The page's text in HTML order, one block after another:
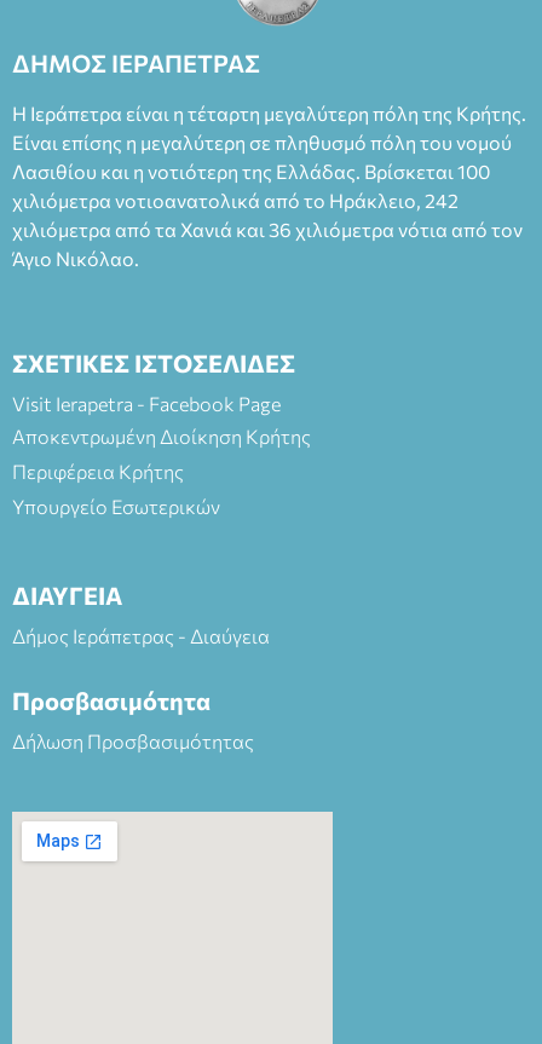
Καπουράνη, νικητή του βραβείου Δημήτρης Χορν 2022-
Φεδερίκο. Σκηνοθεσία: Βαγγέλης Θεοδωρόπουλος Είσοδος: :
άνω των 65 Προπώληση: Βιβλιοπωλείο Πάπυρος (Πλατεία
Πλαστήρα), E&G Mini market (Δημοκρατίας 39 Ιεράπετρα)
και στο more.com Χώρος: 3ο Γυμνάσιο Ιεράπετρας
(Είσοδος ΕΠΑ.Λ.) Έναρξη 21:15 Οργάνωση: ΚΝΩΣΟΣ
ΘΕΑΤΡΙΚΕΣ ΠΑΡΑΓΩΓΕΣ ΕΕ
ΔΗΜΟΣ ΙΕΡΑΠΕΤΡΑΣ
Η Ιεράπετρα είναι η τέταρτη μεγαλύτερη πόλη της Κρήτης.
Είναι επίσης η μεγαλύτερη σε πληθυσμό πόλη του νομού
Λασιθίου και η νοτιότερη της Ελλάδας. Βρίσκεται 100
χιλιόμετρα νοτιοανατολικά από το Ηράκλειο, 242
χιλιόμετρα από τα Χανιά και 36 χιλιόμετρα νότια από τον
Άγιο Νικόλαο.
ΣΧΕΤΙΚΕΣ ΙΣΤΟΣΕΛΙΔΕΣ
Visit Ierapetra - Facebook Page
Αποκεντρωμένη Διοίκηση Κρήτης
Περιφέρεια Κρήτης
Υπουργείο Εσωτερικών
ΔΙΑΥΓΕΙΑ
Δήμος Ιεράπετρας - Διαύγεια
Προσβασιμότητα
Δήλωση Προσβασιμότητας